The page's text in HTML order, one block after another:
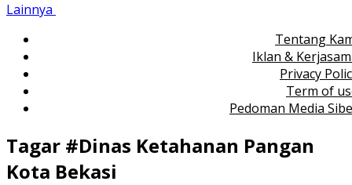
Lainnya
Tentang
Iklan &
Privacy
Term of
Pedoman Media
Tagar #Dinas Ketahanan Pangan
Kota Bekasi